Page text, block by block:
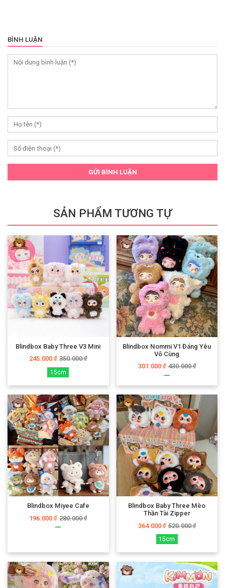
BÌNH LUẬN
GỬI BÌNH LUẬN
SẢN PHẨM TƯƠNG TỰ
Blindbox Baby Three V3 Mini
245.000₫ 350.000₫
15cm
Blindbox Nommi V1 Đáng Yêu
Vô Cùng
301.000 ₫ 430.000₫
Blindbox Miyee Cafe
196.000₫ 280.000₫
Blindbox Baby Three Mèo
Thần Tài Zipper
364.000 ₫ 520.000₫
15cm